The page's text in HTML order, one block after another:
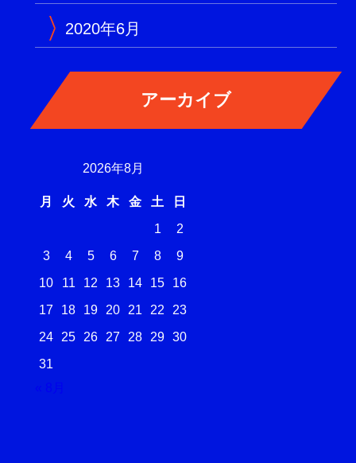
2020年6月
2026年8月
月 火 水 木 金 土
日
1
2
3
4 5 6 7 8
9
10
11 12 13 14 15
16
17
18 19 20 21 22
23
24
25 26 27 28 29 30
31